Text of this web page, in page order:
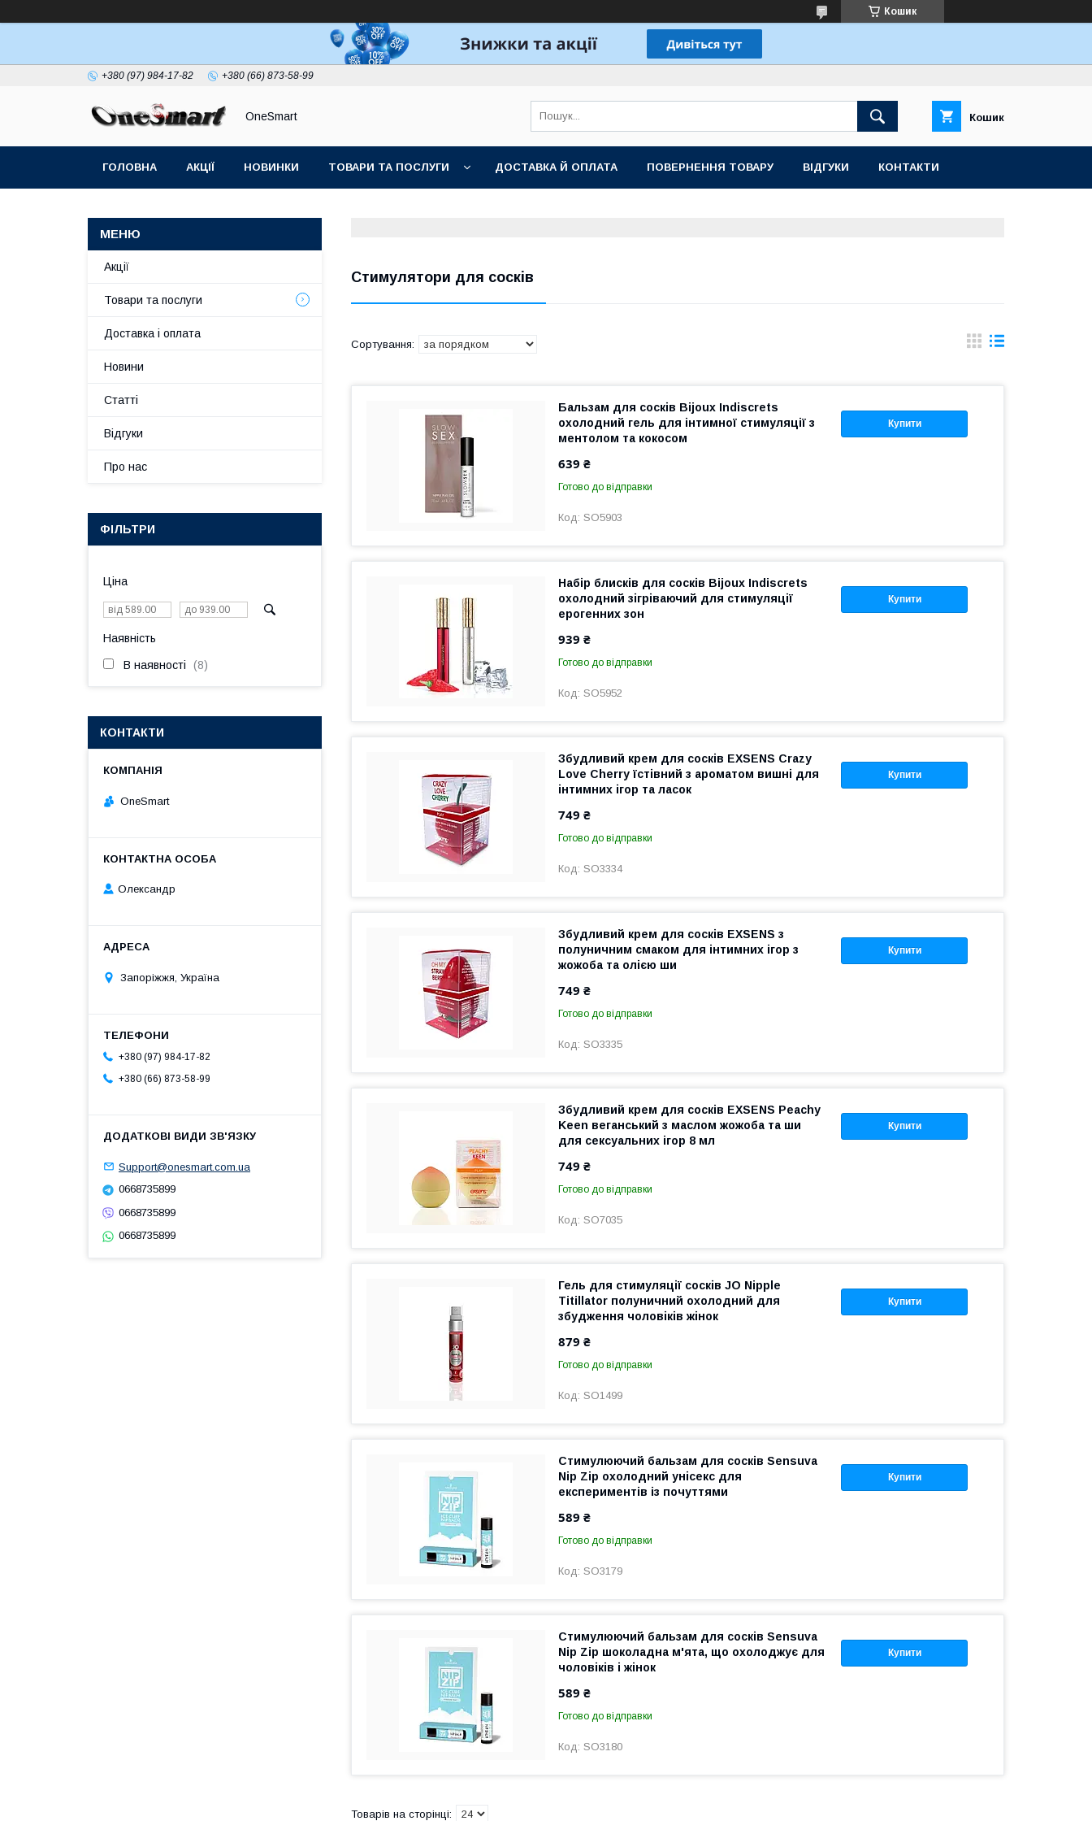
Кошик
+380 (97) 984-17-82 +380 (66) 873-58-99
OneSmart Кошик
ГОЛОВНА АКЦІЇ НОВИНКИ ТОВАРИ ТА ПОСЛУГИ ДОСТАВКА Й ОПЛАТА ПОВЕРНЕННЯ ТОВАРУ ВІДГУКИ КОНТАКТИ
Стимулятори для сосків
Купити
Бальзам для сосків Bijoux Indiscrets
охолодний гель для інтимної стимуляції з
ментолом та кокосом
639 ₴
Готово до відправки
SO5903
Купити
Набір блисків для сосків Bijoux Indiscrets
охолодний зігріваючий для стимуляції
ерогенних зон
939 ₴
Готово до відправки
SO5952
Купити
Збудливий крем для сосків EXSENS Crazy
Love Cherry їстівний з ароматом вишні для
інтимних ігор та ласок
749 ₴
Готово до відправки
SO3334
Купити
Збудливий крем для сосків EXSENS з
полуничним смаком для інтимних ігор з
жожоба та олією ши
749 ₴
Готово до відправки
SO3335
Купити
Збудливий крем для сосків EXSENS Peachy
Keen веганський з маслом жожоба та ши
для сексуальних ігор 8 мл
749 ₴
Готово до відправки
SO7035
Купити
Гель для стимуляції сосків JO Nipple
Titillator полуничний охолодний для
збудження чоловіків жінок
879 ₴
Готово до відправки
SO1499
Купити
Стимулюючий бальзам для сосків Sensuva
Nip Zip охолодний унісекс для
експериментів із почуттями
589 ₴
Готово до відправки
SO3179
Купити
Стимулюючий бальзам для сосків Sensuva
Nip Zip шоколадна м'ята, що охолоджує для
чоловіків і жінок
589 ₴
Готово до відправки
SO3180
Акції
Товари та послуги
Доставка і оплата
Новини
Статті
Відгуки
Про нас
ФІЛЬТРИ
Ціна
Наявність
В наявності 8
КОНТАКТИ
OneSmart
Олександр
Запоріжжя, Україна
+380 (97) 984-17-82
+380 (66) 873-58-99
Support@onesmart.com.ua
0668735899
0668735899
0668735899